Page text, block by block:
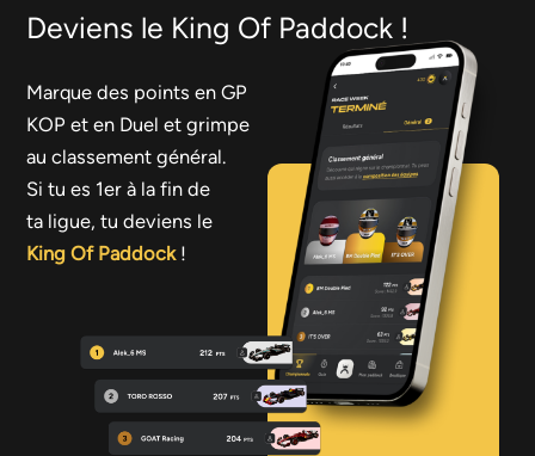
Deviens le King Of Paddock !
Marque des points en GP
KOP et en Duel et grimpe
au classement général.
Si tu es 1er à la fin de
ta ligue, tu deviens le
King Of Paddock!